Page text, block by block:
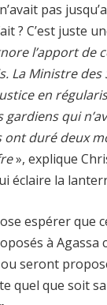
pas
? C’est juste
l’apport de
La Ministre des
en
gardiens qui
ont duré deux
», explique
éclaire la
espérer que
à Agassa
seront
quel que soit